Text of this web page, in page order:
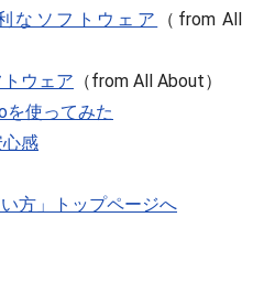
なソフトウェア
（from All
ウェア （from All About）
を使ってみた
心感
方」トップページへ